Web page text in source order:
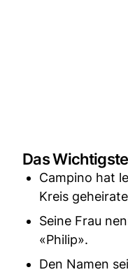
Das
Campino hat
Kreis
Seine Frau
«Philip».
Den Namen